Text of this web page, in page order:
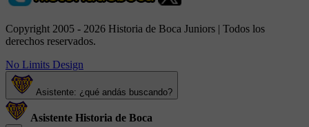
Copyright 2005 - 2026 Historia de Boca Juniors | Todos los
derechos reservados.
No Limits Design
Asistente: ¿qué andás buscando?
Asistente Historia de Boca